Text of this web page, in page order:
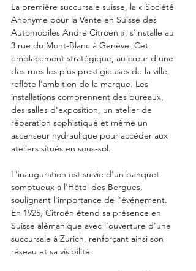
La première succursale suisse, la « Société
Anonyme pour la Vente en Suisse des
Automobiles André Citroën », s'installe au
3 rue du Mont-Blanc à Genève. Cet
emplacement stratégique, au cœur d'une
des rues les plus prestigieuses de la ville,
reflète l'ambition de la marque. Les
installations comprennent des bureaux,
des salles d'exposition, un atelier de
réparation sophistiqué et même un
ascenseur hydraulique pour accéder aux
ateliers situés en sous-sol.
L'inauguration est suivie d'un banquet
somptueux à l'Hôtel des Bergues,
soulignant l'importance de l'événement.
En 1925, Citroën étend sa présence en
Suisse alémanique avec l'ouverture d'une
succursale à Zurich, renforçant ainsi son
réseau et sa visibilité.